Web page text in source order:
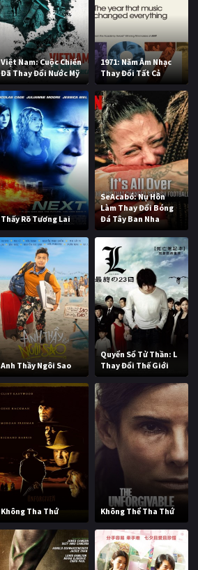
Việt Nam: Cuộc Chiến
Đã Thay Đổi Nước Mỹ
1971: Năm Âm Nhạc
Thay Đổi Tất Cả
Thấy Rõ Tương Lai
SeAcabó: Nụ Hôn
Làm Thay Đổi Bóng
Đá Tây Ban Nha
Anh Thầy Ngôi Sao
Quyển Sổ Tử Thần: L
Thay Đổi Thế Giới
Không Tha Thứ Không Thể Tha Thứ